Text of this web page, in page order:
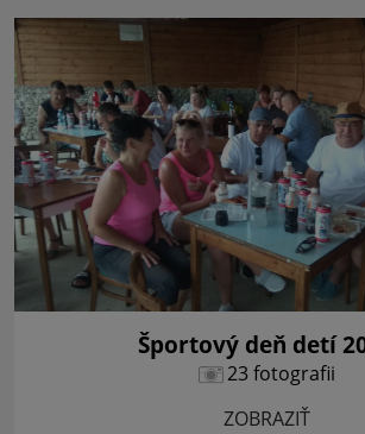
Športový deň detí
23 fotografii
ZOBRAZIŤ